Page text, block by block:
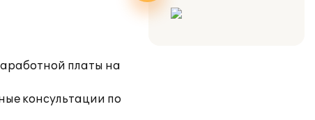
платы на
консультации по